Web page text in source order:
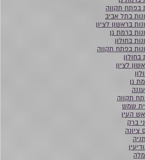
בפתח תקווה
בתל אביב
בראשון לציון
ברמת גן
בחולון
בפתח תקווה
בחולון
לציון
גן
תקווה
שמש
העין
ברק
ציונה